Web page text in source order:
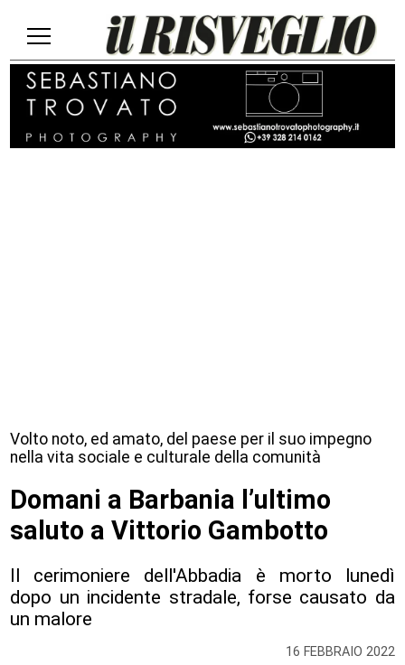
16 FEBBRAIO 2022
Volto noto, ed amato, del paese per il suo impegno
nella vita sociale e culturale della comunità
Domani a Barbania l’ultimo
saluto a Vittorio Gambotto
Il cerimoniere dell'Abbadia è morto lunedì
dopo un incidente stradale, forse causato da
un malore